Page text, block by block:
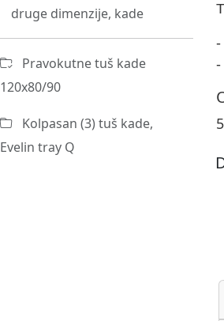
druge dimenzije, kade
Pravokutne tuš kade
120x80/90
Kolpasan (3) tuš kade,
Evelin tray Q
-
-